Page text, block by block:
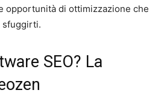
opportunità di ottimizzazione che
sfuggirti.
SEO? La